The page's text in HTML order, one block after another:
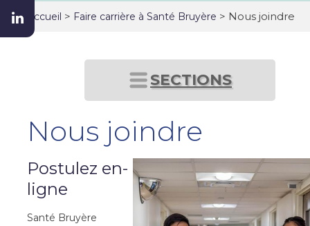
Accueil > Faire carrière à Santé Bruyère > Nous joindre
SECTIONS
Nous joindre
Postulez en-
ligne
Santé Bruyère